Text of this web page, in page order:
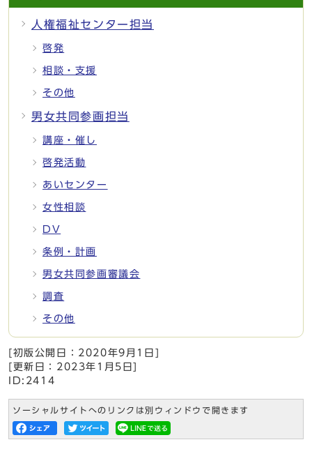
人権福祉センター担当
啓発
相談・支援
その他
男女共同参画担当
講座・催し
啓発活動
あいセンター
女性相談
DV
条例・計画
男女共同参画審議会
調査
その他
[初版公開日： 2020年9月1日
[更新日： 2023年1月5日
ID:2414
ソーシャルサイトへのリンクは別ウィンドウで開きます